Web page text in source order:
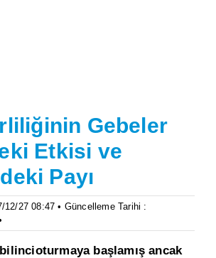
Gebeler
Etkisi ve
Payı
12/27 08:47 • Güncelleme Tarihi :
başlamış ancak